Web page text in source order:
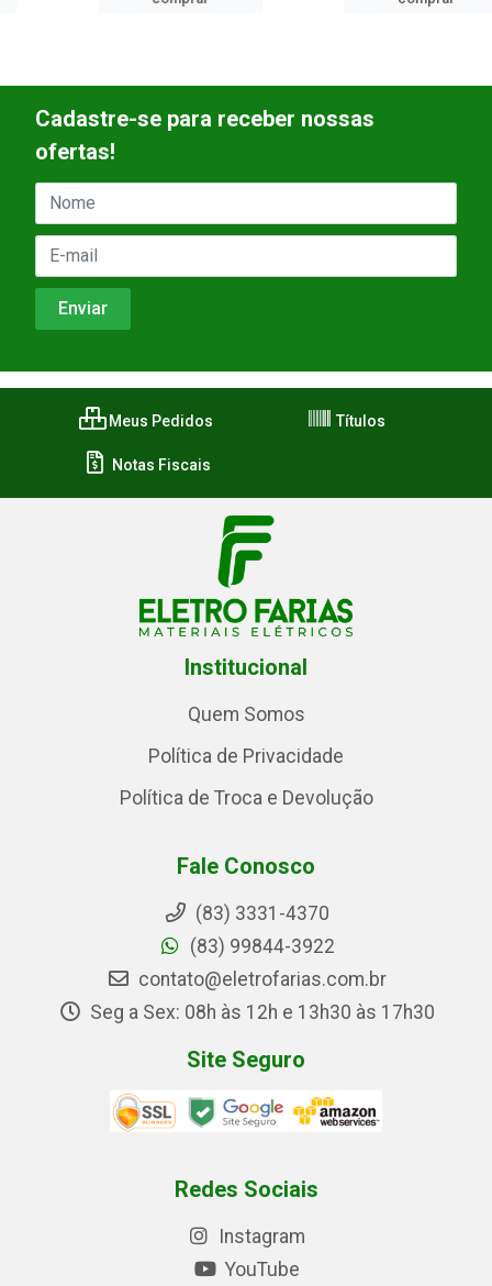
Cadastre-se para receber nossas
ofertas!
Meus Pedidos Títulos
Notas Fiscais
Institucional
Quem Somos
Política de Privacidade
Política de Troca e Devolução
Fale Conosco
(83) 3331-4370
(83) 99844-3922
contato@eletrofarias.com.br
Seg a Sex: 08h às 12h e 13h30 às 17h30
Site Seguro
Redes Sociais
Instagram
YouTube